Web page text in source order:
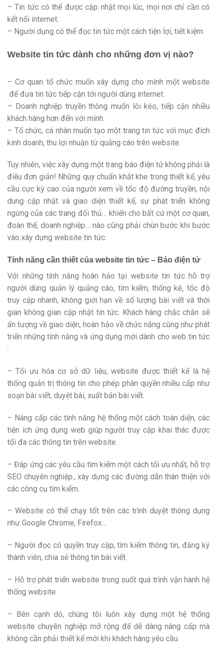
– Tin tức có thể được cập nhật mọi lúc, mọi nơi chỉ cần có
kết nối internet.
– Người dụng có thể đọc tin tức một cách tiện lợi, tiết kiệm.
Website tin tức dành cho những đơn vị nào?
– Cơ quan tổ chức muốn xây dựng cho mình một website
để đưa tin tức tiếp cận tới người dùng internet.
– Doanh nghiệp truyền thông muốn lôi kéo, tiếp cận nhiều
khách hàng hơn đến với mình.
– Tổ chức, cá nhân muốn tạo một trang tin tức với mục đích
kinh doanh, thu lợi nhuận từ quảng cáo trên website.
Tuy nhiên, việc xây dựng một trang báo điện tử không phải là
điều đơn giản! Những quy chuẩn khắt khe trong thiết kế, yêu
cầu cực kỳ cao của người xem về tốc độ đường truyền, nội
dung cập nhật và giao diện thiết kế, sự phát triển không
ngừng của các trang đối thủ… khiến cho bất cứ một cơ quan,
đoàn thể, doanh nghiệp… nào cũng phải chùn bước khi bước
vào xây dựng website tin tức.
Tính năng cần thiết của website tin tức – Báo điện tử
Với những tính năng hoàn hảo tại website tin tức hỗ trợ
người dùng quản lý quảng cáo, tìm kiếm, thống kê, tốc độ
truy cập nhanh, không giới hạn về số lượng bài viết và thời
gian không gian cập nhật tin tức. Khách hàng chắc chắn sẽ
ấn tượng về giao diện, hoàn hảo về chức năng cũng như phát
triển những tính năng và ứng dụng mới dành cho web tin tức
:
– Tối ưu hóa cơ sở dữ liệu, website được thiết kế là hệ
thống quản trị thông tin cho phép phân quyền nhiều cấp như
soạn bài viết, duyệt bài, xuất bản bài viết.
– Nâng cấp các tính năng hệ thống một cách toàn diện, các
tiện ích ứng dụng web giúp người truy cập khai thác được
tối đa các thông tin trên website.
– Đáp ứng các yêu cầu tìm kiếm một cách tối ưu nhất, hỗ trợ
SEO chuyên nghiệp., xây dựng các đường dẫn thân thiện với
các công cụ tìm kiếm.
– Website có thể chạy tốt trên các trình duyệt thông dụng
như Google Chrome, Firefox…
– Người đọc có quyền truy cập, tìm kiếm thông tin, đăng ký
thành viên, chia sẻ thông tin bài viết.
– Hỗ trợ phát triển website trong suốt quá trình vận hành hệ
thống website.
– Bên cạnh dó, chúng tôi luôn xây dựng một hệ thống
website chuyên nghiệp mở rộng để dễ dàng nâng cấp mà
không cần phải thiết kế mới khi khách hàng yêu cầu.